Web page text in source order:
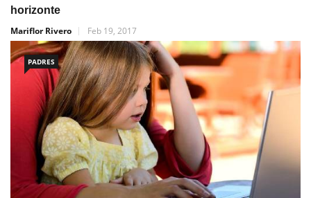
horizonte
Mariflor Rivero
Feb 19, 2017
PADRES